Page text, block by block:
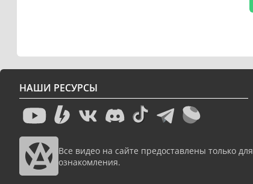
НАШИ РЕСУРСЫ
Все видео на сайте предоставлены только для
ознакомления.